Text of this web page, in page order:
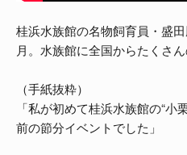
桂浜水族館の名物飼育員・盛
月。水族館に全国からたくさ
（手紙抜粋）
「私が初めて桂浜水族館の“小
前の節分イベントでした」